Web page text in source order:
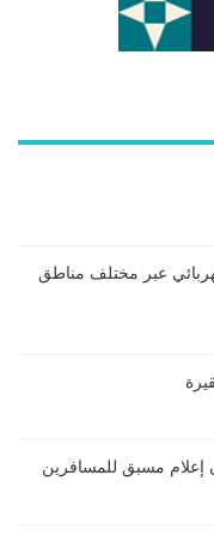
الكهربائي عبر مختلف مناطق
إعلام مسبق للمسافرين